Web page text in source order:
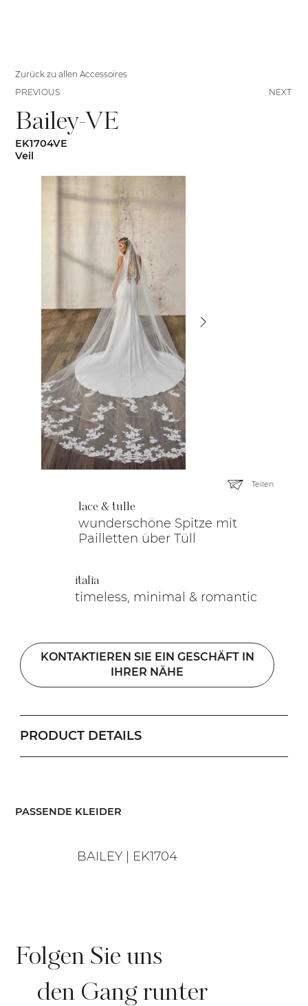
lace & tulle
wunderschöne Spitze mit
Pailletten über Tüll
italia
timeless, minimal & romantic
KONTAKTIEREN SIE EIN GESCHÄFT IN
IHRER NÄHE
Bailey-VE
EK1704VE
Veil
Teilen
NEXT
Zurück zu allen Accessoires
PREVIOUS
PRODUCT DETAILS
​PASSENDE KLEIDER
BAILEY | EK1704
Folgen Sie uns
den Gang runter